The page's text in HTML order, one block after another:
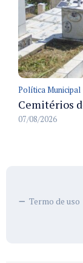
Política Municipal
07/08/2026
Termo de uso